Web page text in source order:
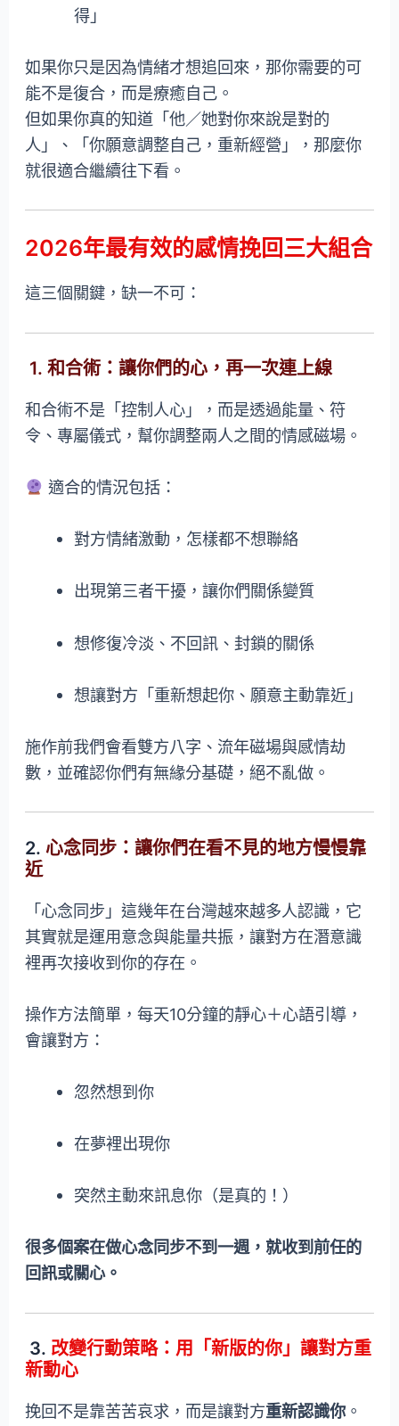
得」
如果你只是因為情緒才想追回來，那你需要的可
能不是復合，而是療癒自己。
但如果你真的知道「他／她對你來說是對的
人」、「你願意調整自己，重新經營」，那麼你
就很適合繼續往下看。
2026年最有效的感情挽回三大組合
這三個關鍵，缺一不可：
1. 和合術：讓你們的心，再一次連上線
和合術不是「控制人心」，而是透過能量、符
令、專屬儀式，幫你調整兩人之間的情感磁場。
適合的情況包括：
對方情緒激動，怎樣都不想聯絡
出現第三者干擾，讓你們關係變質
想修復冷淡、不回訊、封鎖的關係
想讓對方「重新想起你、願意主動靠近」
施作前我們會看雙方八字、流年磁場與感情劫
數，並確認你們有無緣分基礎，絕不亂做。
2.心念同步：讓你們在看不見的地方慢慢靠
近
「心念同步」這幾年在台灣越來越多人認識，它
其實就是運用意念與能量共振，讓對方在潛意識
裡再次接收到你的存在。
操作方法簡單，每天10分鐘的靜心＋心語引導，
會讓對方：
忽然想到你
在夢裡出現你
突然主動來訊息你（是真的！）
很多個案在做心念同步不到一週，就收到前任的
回訊或關心。
3. 改變行動策略：用「新版的你」讓對方重
新動心
挽回不是靠苦苦哀求，而是讓對方重新認識你。